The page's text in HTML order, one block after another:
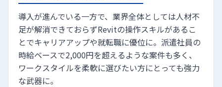
導入が進んでいる一方で、業界全体としては人材不
足が解消できておらずRevitの操作スキルがあるこ
とでキャリアアップや就転職に優位に。派遣社員の
時給ベースで2,000円を超えるような案件も多く、
ワークスタイルを柔軟に選びたい方にとっても強力
な武器に。